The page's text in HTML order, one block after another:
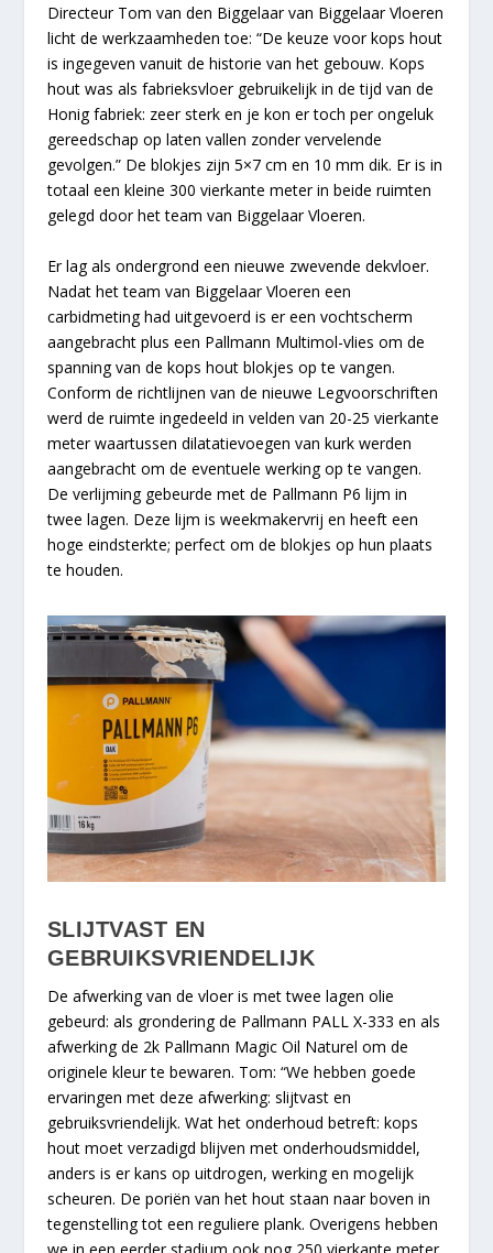
Directeur Tom van den Biggelaar van Biggelaar Vloeren
licht de werkzaamheden toe: “De keuze voor kops hout
is ingegeven vanuit de historie van het gebouw. Kops
hout was als fabrieksvloer gebruikelijk in de tijd van de
Honig fabriek: zeer sterk en je kon er toch per ongeluk
gereedschap op laten vallen zonder vervelende
gevolgen.” De blokjes zijn 5×7 cm en 10 mm dik. Er is in
totaal een kleine 300 vierkante meter in beide ruimten
gelegd door het team van Biggelaar Vloeren.
Er lag als ondergrond een nieuwe zwevende dekvloer.
Nadat het team van Biggelaar Vloeren een
carbidmeting had uitgevoerd is er een vochtscherm
aangebracht plus een Pallmann Multimol-vlies om de
spanning van de kops hout blokjes op te vangen.
Conform de richtlijnen van de nieuwe Legvoorschriften
werd de ruimte ingedeeld in velden van 20-25 vierkante
meter waartussen dilatatievoegen van kurk werden
aangebracht om de eventuele werking op te vangen.
De verlijming gebeurde met de Pallmann P6 lijm in
twee lagen. Deze lijm is weekmakervrij en heeft een
hoge eindsterkte; perfect om de blokjes op hun plaats
te houden.
SLIJTVAST EN
GEBRUIKSVRIENDELIJK
De afwerking van de vloer is met twee lagen olie
gebeurd: als grondering de Pallmann PALL X-333 en als
afwerking de 2k Pallmann Magic Oil Naturel om de
originele kleur te bewaren. Tom: “We hebben goede
ervaringen met deze afwerking: slijtvast en
gebruiksvriendelijk. Wat het onderhoud betreft: kops
hout moet verzadigd blijven met onderhoudsmiddel,
anders is er kans op uitdrogen, werking en mogelijk
scheuren. De poriën van het hout staan naar boven in
tegenstelling tot een reguliere plank. Overigens hebben